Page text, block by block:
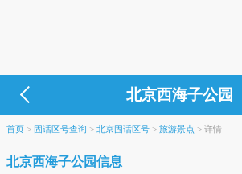
北京西海子公园
首页 > 固话区号查询 > 北京固话区号 > 旅游景点 > 详情
北京西海子公园信息